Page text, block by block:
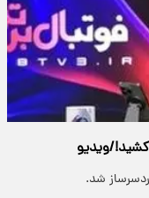
ویدیو
شد.